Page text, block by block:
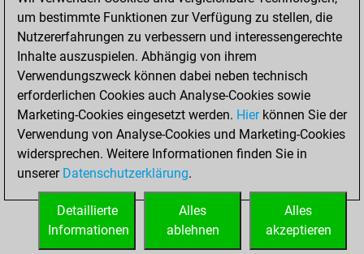
Matt auf vollem Brett
0
Bauer setzt Matt
0
Erstickte Matts
Unterverwandlungen
Türme auf der siebten
0
STARTSEITE
um bestimmte Funktionen zur Verfügung zu stellen, die
Nutzererfahrungen zu verbessern und interessengerechte
Inhalte auszuspielen. Abhängig von ihrem
Verwendungszweck können dabei neben technisch
erforderlichen Cookies auch Analyse-Cookies sowie
Marketing-Cookies eingesetzt werden. Hierkönnen Sie der
Verwendung von Analyse-Cookies und Marketing-Cookies
widersprechen. Weitere Informationen finden Sie in
unserer Datenschutzerklärung.
Alles
akzeptieren
Alles
ablehnen
Detaillierte
Informationen